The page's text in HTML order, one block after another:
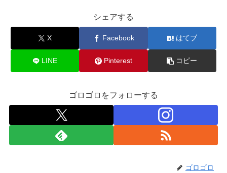
シェアする
X Facebook はてブ
LINE Pinterest コピー
ゴロゴロをフォローする
ゴロゴロ